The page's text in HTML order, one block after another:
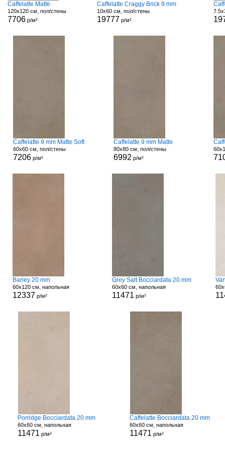
Caffelatte Matte
120x120 см, пол/стены
7706 р/м²
Caffelatte Craggy Brick 9 mm
10x60 см, пол/стены
19777 р/м²
Caffelatte 9 mm Matte Soft
60x60 см, пол/стены
7206 р/м²
Caffelatte 9 mm Matte
80x80 см, пол/стены
6992 р/м²
Barley 20 mm
60x120 см, напольная
12337 р/м²
Grey Salt Bocciardata 20 mm
60x60 см, напольная
11471 р/м²
Porridge Bocciardata 20 mm
60x60 см, напольная
11471 р/м²
Caffelatte Bocciardata 20 mm
60x60 см, напольная
11471 р/м²